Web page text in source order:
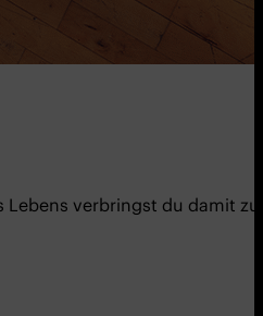
Lebens verbringst du damit